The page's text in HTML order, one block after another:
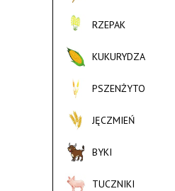
RZEPAK
KUKURYDZA
PSZENŻYTO
JĘCZMIEŃ
BYKI
TUCZNIKI